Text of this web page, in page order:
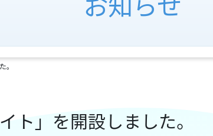
。
ト」を開設しました。